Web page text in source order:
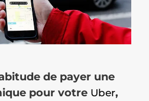
de payer une
pour votre Uber,